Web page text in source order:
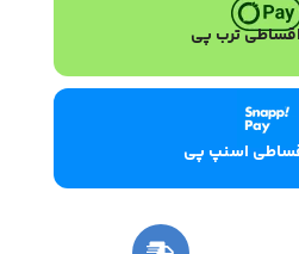
ترب پی
اسنپ پی